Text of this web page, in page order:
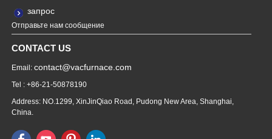
запрос
Отправьте нам сообщение
CONTACT US
Email:contact@vacfurnace.com
Tel : +86-21-50878190
Address: NO.1299, XinJinQiao Road, Pudong New Area, Shanghai,
China.